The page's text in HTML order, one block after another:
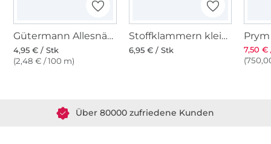
Gütermann Allesnäher (385) türkis
4,95 € / Stk
(2,48 € / 100 m)
Stoffklammern klein 20 Stk., bunt
6,95 € / Stk
7,50 €